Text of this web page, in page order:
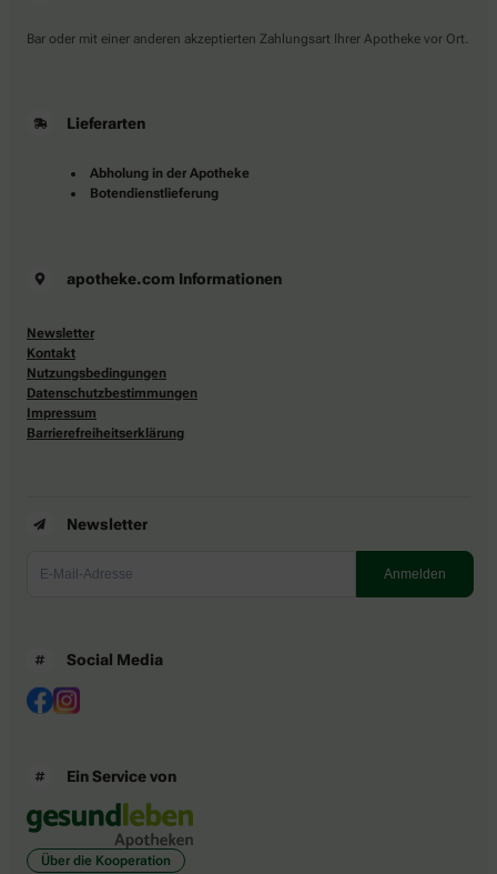
Bar oder mit einer anderen akzeptierten Zahlungsart Ihrer Apotheke vor Ort.
Lieferarten
Abholung in der Apotheke
Botendienstlieferung
apotheke.com Informationen
Newsletter
Kontakt
Nutzungsbedingungen
Datenschutzbestimmungen
Impressum
Barrierefreiheitserklärung
Newsletter
Social Media
Ein Service von
Über die Kooperation